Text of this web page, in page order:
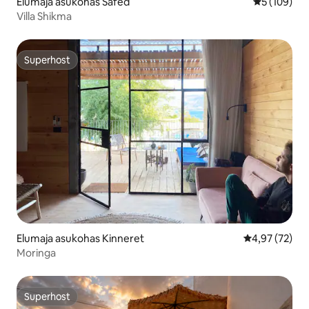
Villa Shikma
Superhost
Superhost
Elumaja asukohas Kinneret Keskmine
4,97 (72)
Moringa
Superhost
Superhost